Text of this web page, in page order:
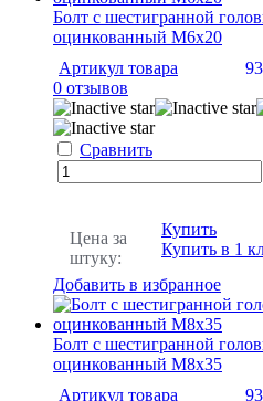
Болт с шестигранной
оцинкованный М6х20
Артикул товара
0 отзывов
Сравнить
Цена за
штуку:
Купить
Купить в 1
Добавить в избранное
Болт с шестигранной
оцинкованный М8х35
Артикул товара